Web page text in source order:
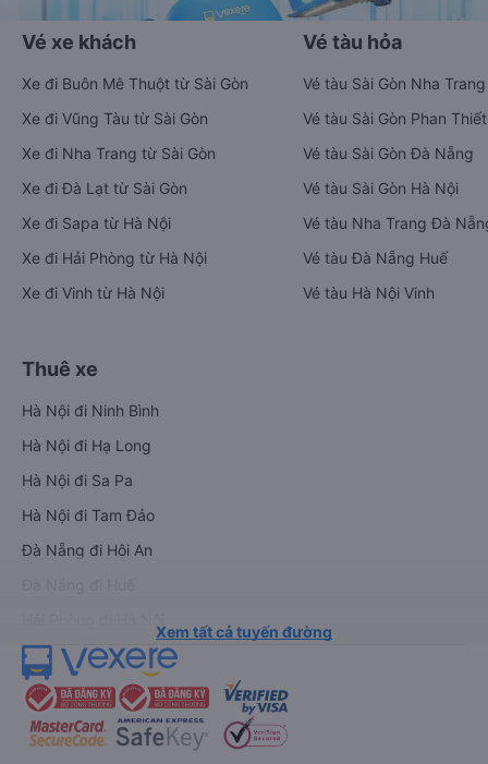
Vé xe khách
Xe đi Buôn Mê Thuột từ Sài Gòn
Xe đi Vũng Tàu từ Sài Gòn
Xe đi Nha Trang từ Sài Gòn
Xe đi Đà Lạt từ Sài Gòn
Xe đi Sapa từ Hà Nội
Xe đi Hải Phòng từ Hà Nội
Xe đi Vinh từ Hà Nội
Vé tàu hỏa
Vé tàu Sài Gòn Nha Trang
Vé tàu Sài Gòn Phan Thiết
Vé tàu Sài Gòn Đà Nẵng
Vé tàu Sài Gòn Hà Nội
Vé tàu Nha Trang Đà
Vé tàu Đà Nẵng Huế
Vé tàu Hà Nội Vinh
Thuê xe
Hà Nội đi Ninh Bình
Hà Nội đi Hạ Long
Hà Nội đi Sa Pa
Hà Nội đi Tam Đảo
Đà Nẵng đi Hội An
Xem tất cả tuyến đường